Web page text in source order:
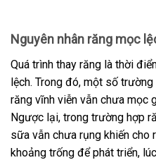
Nguyên nhân răng mọc
Quá trình thay răng là thời
lệch. Trong đó, một số
răng vĩnh viễn vẫn chưa mọc
Ngược lại, trong trường hợp
sữa vẫn chưa rụng khiến cho
khoảng trống để phát triển,